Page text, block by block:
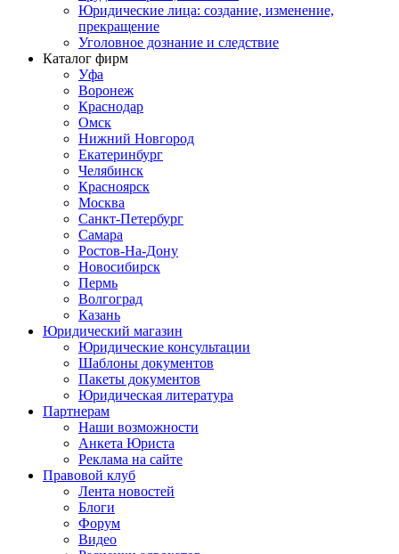
Юридические лица: создание, изменение,
прекращение
Уголовное дознание и следствие
Каталог фирм
Уфа
Воронеж
Краснодар
Омск
Нижний Новгород
Екатеринбург
Челябинск
Красноярск
Москва
Санкт-Петербург
Самара
Ростов-На-Дону
Новосибирск
Пермь
Волгоград
Казань
Юридический магазин
Юридические консультации
Шаблоны документов
Пакеты документов
Юридическая литература
Партнерам
Наши возможности
Анкета Юриста
Реклама на сайте
Правовой клуб
Лента новостей
Блоги
Форум
Видео